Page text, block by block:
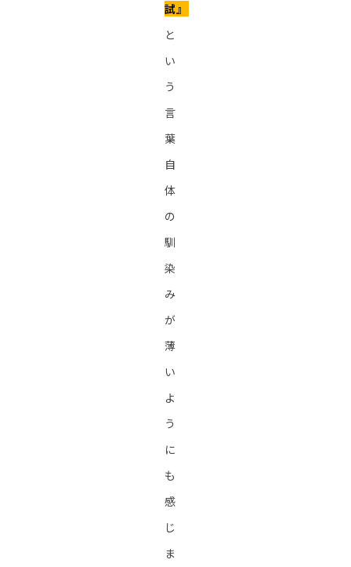
試』
と
い
う
言
葉
自
体
の
馴
染
み
が
薄
い
よ
う
に
も
感
じ
ま